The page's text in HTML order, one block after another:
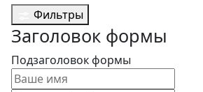
Фильтры
Заголовок формы
Подзаголовок формы